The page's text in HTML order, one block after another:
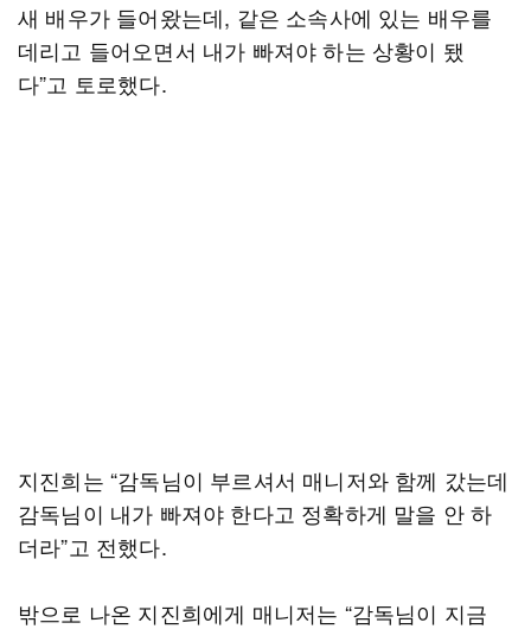
새 배우가 들어왔는데, 같은 소속사에 있는 배우를
데리고 들어오면서 내가 빠져야 하는 상황이 됐
다”고 토로했다.
지진희는 “감독님이 부르셔서 매니저와 함께 갔는데
감독님이 내가 빠져야 한다고 정확하게 말을 안 하
더라”고 전했다.
밖으로 나온 지진희에게 매니저는 “감독님이 지금